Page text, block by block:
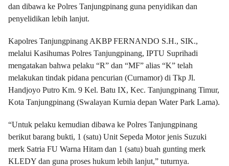
dan dibawa ke Polres Tanjungpinang guna penyidikan dan
penyelidikan lebih lanjut.
Kapolres Tanjungpinang AKBP FERNANDO S.H., SIK.,
melalui Kasihumas Polres Tanjungpinang, IPTU Suprihadi
mengatakan bahwa pelaku “R” dan “MF” alias “K” telah
melakukan tindak pidana pencurian (Curnamor) di Tkp Jl.
Handjoyo Putro Km. 9 Kel. Batu IX, Kec. Tanjungpinang Timur,
Kota Tanjungpinang (Swalayan Kurnia depan Water Park Lama).
“Untuk pelaku kemudian dibawa ke Polres Tanjungpinang
berikut barang bukti, 1 (satu) Unit Sepeda Motor jenis Suzuki
merk Satria FU Warna Hitam dan 1 (satu) buah gunting merk
KLEDY dan guna proses hukum lebih lanjut,” tuturnya.